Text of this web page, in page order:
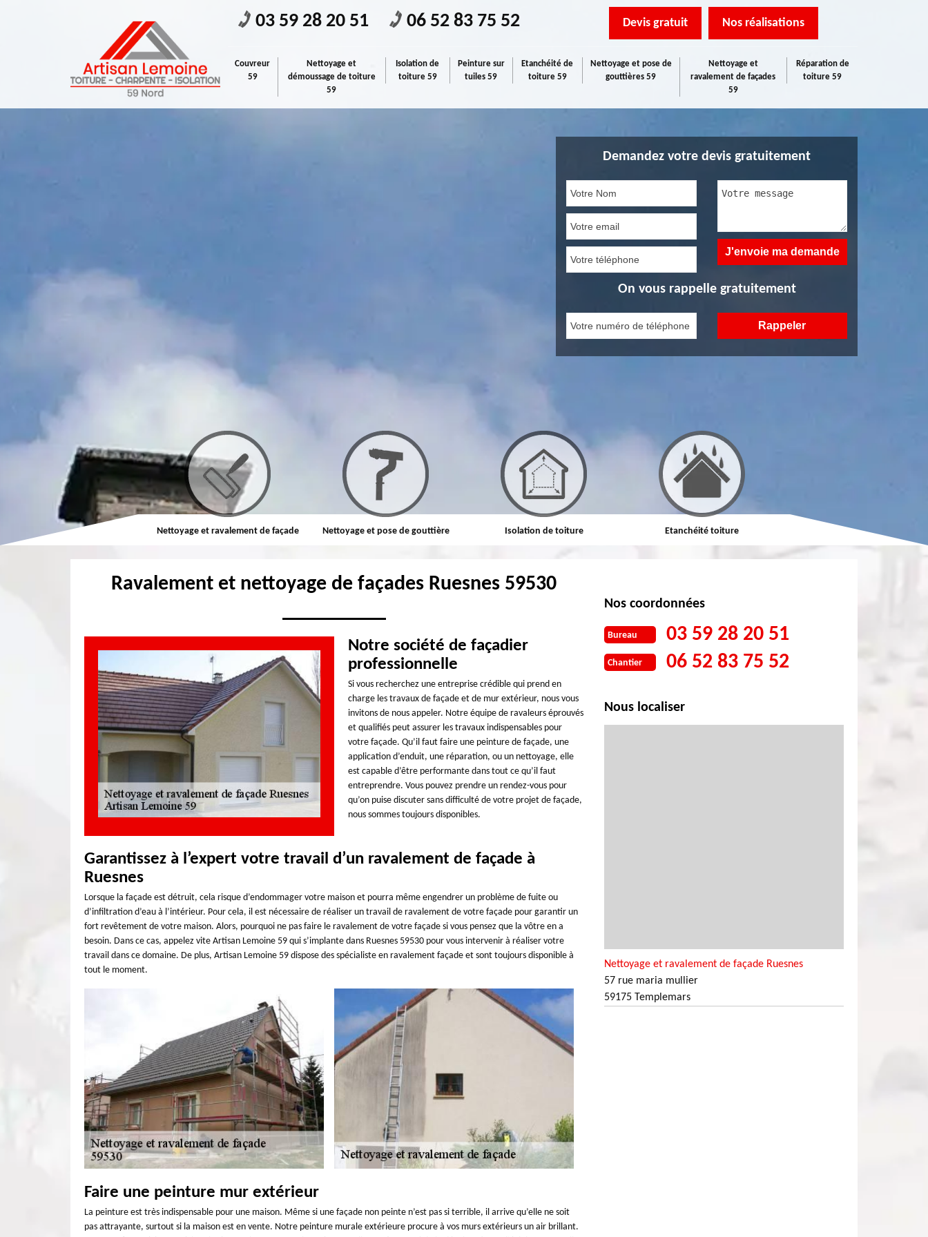
03 59 28 20 51 06 52 83 75 52 Devis gratuit Nos réalisations
Couvreur
59
Nettoyage et
démoussage de toiture
59
Isolation de
toiture 59
Peinture sur
tuiles 59
Etanchéité de
toiture 59
Nettoyage et pose de
gouttières 59
Nettoyage et
ravalement de façades
59
Réparation de
toiture 59
Demandez votre devis gratuitement
On vous rappelle gratuitement
Couvreur Nettoyage et ravalement de façade Nettoyage et pose de gouttière Isolation de toiture Etanchéité toiture Réparation de toiture
Ravalement et nettoyage de façades Ruesnes 59530
Notre société de façadier
professionnelle
Si vous recherchez une entreprise crédible qui prend en
charge les travaux de façade et de mur extérieur, nous vous
invitons de nous appeler. Notre équipe de ravaleurs éprouvés
et qualifiés peut assurer les travaux indispensables pour
votre façade. Qu’il faut faire une peinture de façade, une
application d’enduit, une réparation, ou un nettoyage, elle
est capable d’être performante dans tout ce qu’il faut
entreprendre. Vous pouvez prendre un rendez-vous pour
qu’on puise discuter sans difficulté de votre projet de façade,
nous sommes toujours disponibles.
Garantissez à l’expert votre travail d’un ravalement de façade à
Ruesnes
Lorsque la façade est détruit, cela risque d’endommager votre maison et pourra même engendrer un problème de fuite ou
d’infiltration d’eau à l’intérieur. Pour cela, il est nécessaire de réaliser un travail de ravalement de votre façade pour garantir un
fort revêtement de votre maison. Alors, pourquoi ne pas faire le ravalement de votre façade si vous pensez que la vôtre en a
besoin. Dans ce cas, appelez vite Artisan Lemoine 59 qui s’implante dans Ruesnes 59530 pour vous intervenir à réaliser votre
travail dans ce domaine. De plus, Artisan Lemoine 59 dispose des spécialiste en ravalement façade et sont toujours disponible à
tout le moment.
Faire une peinture mur extérieur
La peinture est très indispensable pour une maison. Même si une façade non peinte n’est pas si terrible, il arrive qu’elle ne soit
pas attrayante, surtout si la maison est en vente. Notre peinture murale extérieure procure à vos murs extérieurs un air brillant.
Nos coordonnées
Bureau 03 59 28 20 51
Chantier 06 52 83 75 52
Nous localiser
Nettoyage et ravalement de façade Ruesnes
57 rue maria mullier
59175 Templemars